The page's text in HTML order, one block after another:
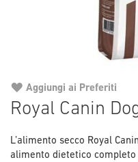
Royal Canin
L’alimento secco Royal
alimento dietetico
Aggiungi ai Preferiti
di